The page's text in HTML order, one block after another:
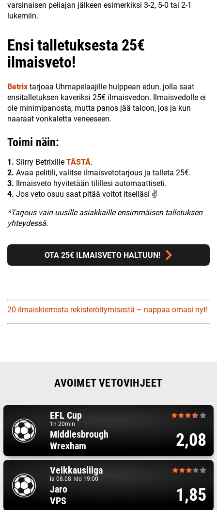
varsinaisen peliajan jälkeen esimerkiksi 3-2, 5-0 tai 2-1
lukemiin.
Ensi talletuksesta 25€
ilmaisveto!
Betrix tarjoaa Uhmapelaajille hulppean edun, jolla saat
ensitalletuksen kaveriksi 25€ ilmaisvedon. Ilmaisvedolle ei
ole minimipanosta, mutta panos jää taloon, jos ja kun
naaraat vonkaletta veneeseen.
Toimi näin:
1. Siirry Betrixille TÄSTÄ.
2. Avaa pelitili, valitse ilmaisvetotarjous ja talleta 25€.
3. Ilmaisveto hyvitetään tilillesi automaattiseti.
4. Jos veto osuu saat pitää voitot itselläsi ✌
*Tarjous vain uusille asiakkaille ensimmäisen talletuksen
yhteydessä.
OTA 25€ ILMAISVETO HALTUUN!
20 ilmaiskierrosta rekisteröitymisestä – nappaa omasi nyt!
AVOIMET VETOVIHJEET
EFL Cup
1h 20min
Middlesbrough
Wrexham
2,08
Veikkausliiga
la 08.08. klo 19:00
Jaro
VPS
1,85